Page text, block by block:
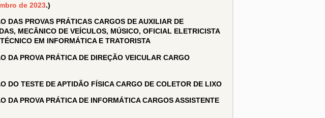
de 2023.)
DAS PROVAS PRÁTICAS CARGOS DE AUXILIAR DE
MECÂNICO DE VEÍCULOS, MÚSICO, OFICIAL ELETRICISTA
EM INFORMÁTICA E TRATORISTA
DA PROVA PRÁTICA DE DIREÇÃO VEICULAR CARGO
DO TESTE DE APTIDÃO FÍSICA CARGO DE COLETOR DE LIXO
DA PROVA PRÁTICA DE INFORMÁTICA CARGOS ASSISTENTE